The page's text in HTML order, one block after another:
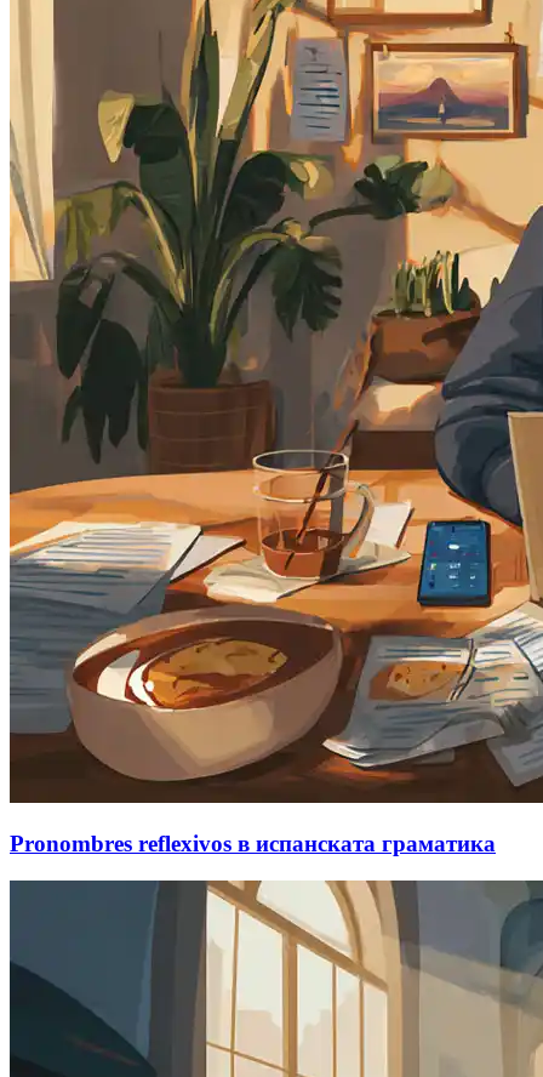
Pronombres reflexivos в испанската граматика